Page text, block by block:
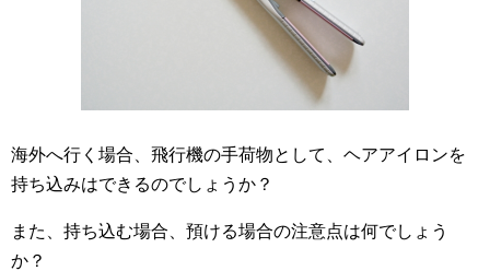
海外へ行く場合、飛行機の手荷物として、ヘアアイロンを
持ち込みはできるのでしょうか？
また、持ち込む場合、預ける場合の注意点は何でしょう
か？